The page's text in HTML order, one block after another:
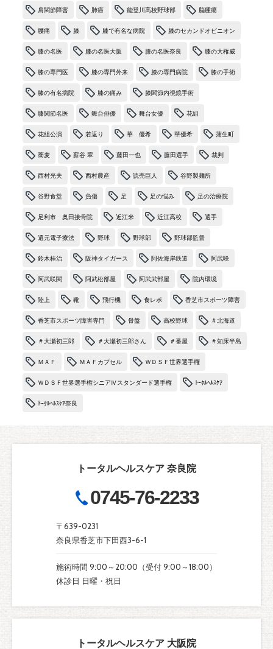
肩関節障害 肺癌 能登川高校野球部 脳腫瘍
腰痛 膝 膝で有名な病院 膝のセカンドオピニオン
膝の名医 膝の名医大阪 膝の名医奈良 膝の大権威
膝の専門医 膝の専門外来 膝の専門病院 膝の手術
膝の有名病院 膝の痛み 膝関節内視鏡手術
膝関節名医 舞台俳優 舞台女優 花組
花組公演 若返り 華 優希 華優希 蒲生町
蕎麦 薪谷 翠 藤田一也 藤田選手 裁判
西村光夫 西村農産 読売巨人 谷野製麺所
谷野食堂 負傷 足 足の悩み 足の治療院
足利市 奥田接骨院 近江米 近江高校 選手
還元電子療法 野球 野球部 野球部監督
鈴木桂治 阪神タイガース 阿佐海岸鉄道 阿武咲
阿武咲関 阿武松部屋 阿武武部屋 院内環境
陸上 靴 飛行機 食レポ 香芝市スポーツ障害
香芝市スポーツ障害専門 骨盤 高校野球 ＃北海道
＃大瀬初三郎 ＃大瀬初三郎さん ＃番屋 ＃知床半島
ＭＡＦ ＭＡＦカプセル ＷＤＳＦ世界選手権
ＷＤＳＦ世界選手権シニアⅣスタンダード選手権 ﾄｰﾀﾙﾍﾙｽｹｱ
ﾄｰﾀﾙﾍﾙｽｹｱ奈良
トータルヘルスケア 奈良院
0745-76-2233
〒639-0231
奈良県香芝市下田西3-6-1
施術時間 9:00～20:00（受付 9:00～18:00）
休診日 日曜・祝日
トータルヘルスケア 大阪院